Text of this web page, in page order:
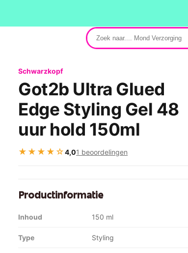
Schwarzkopf
Got2b Ultra Glued
Edge Styling Gel 48
uur hold 150ml
★★★★☆4,01 beoordelingen
Productinformatie
Inhoud 150 ml
Type Styling